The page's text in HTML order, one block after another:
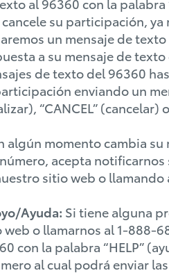
su participación,
un mensaje de
a su mensaje de texto
de texto del 96360
enviando un
“CANCEL” (cancelar)
algún momento cambia
acepta
sitio web o llamando
Ayuda: Si tiene alguna
web o llamarnos al 1-888-
con la palabra “HELP”
al cual podrá enviar